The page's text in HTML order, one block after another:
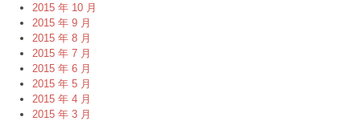
2015 年 10 月
2015 年 9 月
2015 年 8 月
2015 年 7 月
2015 年 6 月
2015 年 5 月
2015 年 4 月
2015 年 3 月